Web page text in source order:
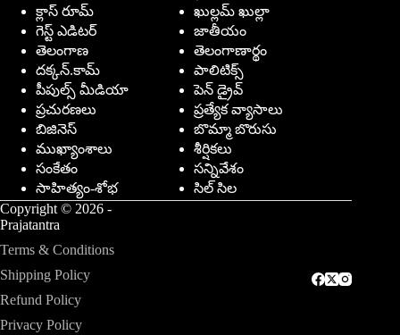
క్లాస్ రూమ్
ఖుల్లమ్ ఖుల్లా
గెస్ట్ ఎడిటర్
జాతీయం
తెలంగాణ
తెలంగాణార్థం
దక్కన్.కామ్
పాలిటిక్స్
పీపుల్స్ ‌మీడియా
పెన్ డ్రైవ్
ప్రచురణలు
ప్రత్యేక వ్యాసాలు
బిజినెస్
బొమ్మా బొరుసు
ముఖ్యాంశాలు
శీర్షికలు
సంకేతం
సన్నివేశం
సాహిత్యం-శోభ
సిల్ సిల
Copyright © 2026 -
Prajatantra
Terms & Conditions
Shipping Policy
Refund Policy
Privacy Policy